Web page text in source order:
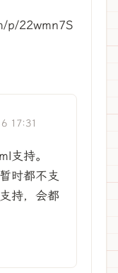
p/22wmn7S
17:31
支持。
时都不支
持，会都